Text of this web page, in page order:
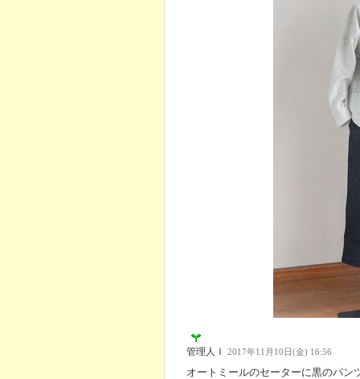
管理人Ｉ 2017年11月10日(金) 16:56
オートミールのセーターに黒のパン